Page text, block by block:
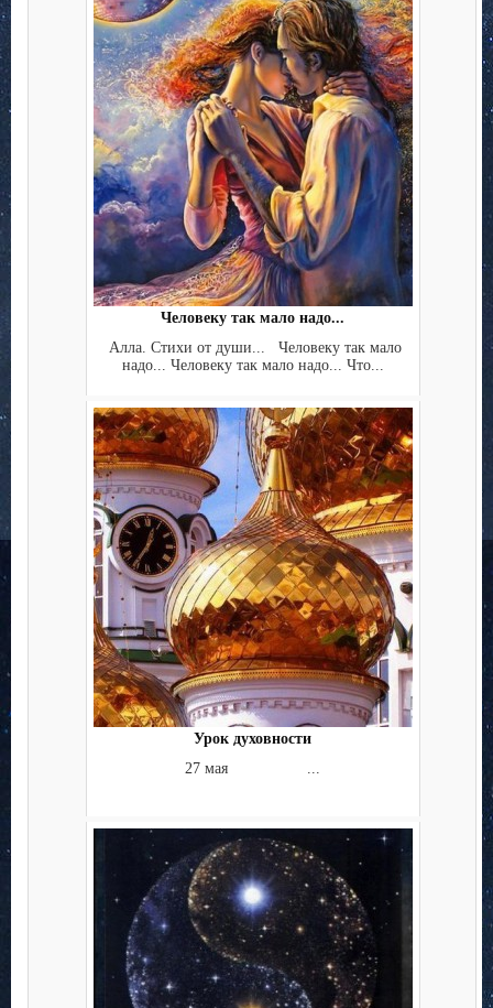
Человеку так мало надо...
Алла. Стихи от души... Человеку так мало
надо... Человеку так мало надо... Что...
Урок духовности
27 мая ...